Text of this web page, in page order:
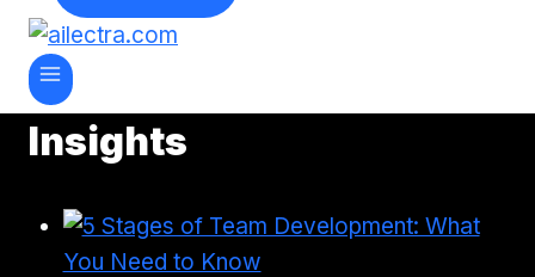
Insights